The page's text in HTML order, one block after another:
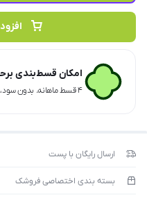
امکان قسط‌بندی
۴ قسط ماهانه. بدون سود، چک و ضامن.
ارسال رایگان با پست
بسته بندی اختصاصی فروشک